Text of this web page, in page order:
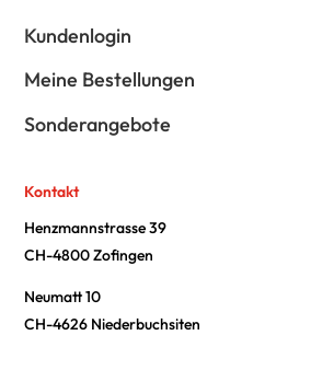
Kundenlogin
Meine Bestellungen
Sonderangebote
Kontakt
Henzmannstrasse 39
CH-4800 Zofingen
Neumatt 10
CH-4626 Niederbuchsiten